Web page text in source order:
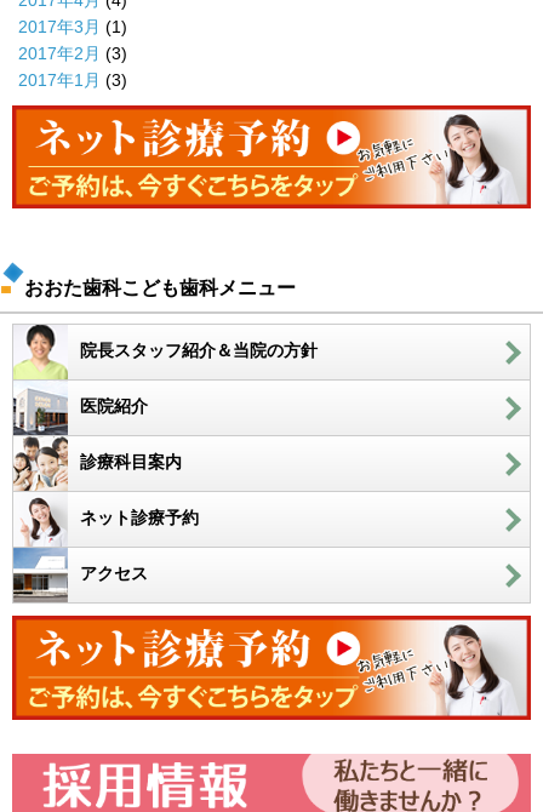
2017年3月 (1)
2017年2月 (3)
2017年1月 (3)
おおた歯科こども歯科メニュー
院長スタッフ紹介＆当院の方針
医院紹介
診療科目案内
ネット診療予約
アクセス